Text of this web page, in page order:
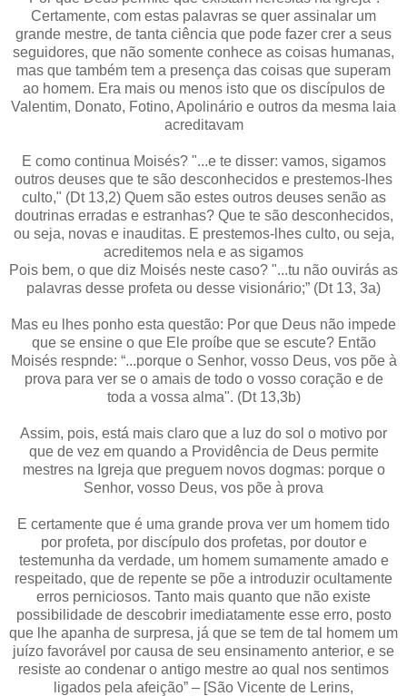
Certamente, com estas palavras se quer assinalar um
grande mestre, de tanta ciência que pode fazer crer a seus
seguidores, que não somente conhece as coisas humanas,
mas que também tem a presença das coisas que superam
ao homem. Era mais ou menos isto que os discípulos de
Valentim, Donato, Fotino, Apolinário e outros da mesma laia
acreditavam
E como continua Moisés? "...e te disser: vamos, sigamos
outros deuses que te são desconhecidos e prestemos-lhes
culto," (Dt 13,2) Quem são estes outros deuses senão as
doutrinas erradas e estranhas? Que te são desconhecidos,
ou seja, novas e inauditas. E prestemos-lhes culto, ou seja,
acreditemos nela e as sigamos
Pois bem, o que diz Moisés neste caso? "...tu não ouvirás as
palavras desse profeta ou desse visionário;” (Dt 13, 3a)
Mas eu lhes ponho esta questão: Por que Deus não impede
que se ensine o que Ele proíbe que se escute? Então
Moisés respnde: “...porque o Senhor, vosso Deus, vos põe à
prova para ver se o amais de todo o vosso coração e de
toda a vossa alma". (Dt 13,3b)
Assim, pois, está mais claro que a luz do sol o motivo por
que de vez em quando a Providência de Deus permite
mestres na Igreja que preguem novos dogmas: porque o
Senhor, vosso Deus, vos põe à prova
E certamente que é uma grande prova ver um homem tido
por profeta, por discípulo dos profetas, por doutor e
testemunha da verdade, um homem sumamente amado e
respeitado, que de repente se põe a introduzir ocultamente
erros perniciosos. Tanto mais quanto que não existe
possibilidade de descobrir imediatamente esse erro, posto
que lhe apanha de surpresa, já que se tem de tal homem um
juízo favorável por causa de seu ensinamento anterior, e se
resiste ao condenar o antigo mestre ao qual nos sentimos
ligados pela afeição” – [São Vicente de Lerins,